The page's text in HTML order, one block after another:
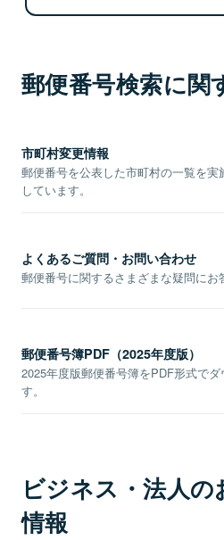
郵便番号検索に関
市町村変更情報
郵便番号を公表した市町村の一覧を
しています。
よくあるご質問・お問い合わせ
郵便番号に関するさまざまな疑問にお
郵便番号簿PDF（2025年度版）
2025年度版郵便番号簿をPDF形式でダ
す。
ビジネス・法人
情報